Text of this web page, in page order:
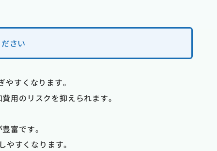
さい
すくなります。
用のリスクを抑えられます。
富です。
すくなります。